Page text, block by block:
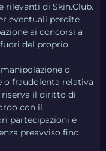
rilevanti di Skin.Club.
eventuali perdite
ai concorsi a
del proprio
o
o fraudolenta relativa
riserva il diritto di
con il
partecipazioni e
preavviso fino